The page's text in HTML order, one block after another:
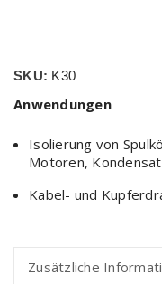
SKU: K30
Anwendungen
Isolierung von
Motoren,
Kabel- und